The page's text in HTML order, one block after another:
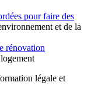
pour faire des
et de la
rénovation
légale et